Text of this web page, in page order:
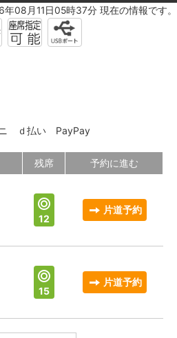
08月11日05時37分 現在の情報です。
ｄ払い PayPay
残席 予約に進む
12
片道予約
15
片道予約